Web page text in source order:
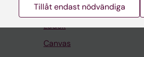
Student
Ladok
Canvas
Tillåt endast nödvändiga